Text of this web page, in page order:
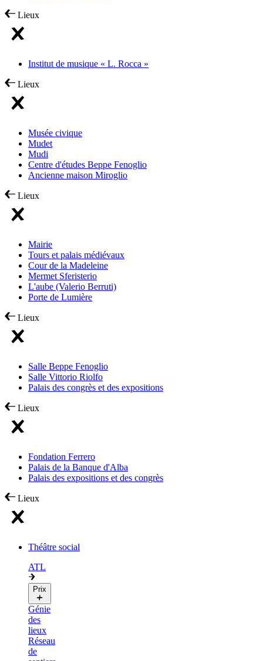
Lieux
Institut de musique « L. Rocca »
Lieux
Musée civique
Mudet
Mudi
Centre d'études Beppe Fenoglio
Ancienne maison Miroglio
Lieux
Mairie
Tours et palais médiévaux
Cour de la Madeleine
Mermet Sferisterio
L'aube (Valerio Berruti)
Porte de Lumière
Lieux
Salle Beppe Fenoglio
Salle Vittorio Riolfo
Palais des congrès et des expositions
Lieux
Fondation Ferrero
Palais de la Banque d'Alba
Palais des expositions et des congrès
Lieux
Théâtre social
ATL
Prix
Génie
des
lieux
Réseau
de